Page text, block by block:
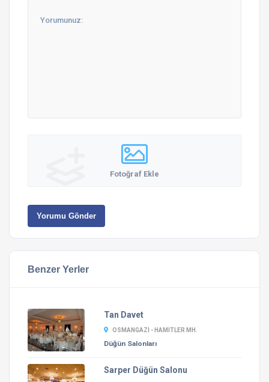
Fotoğraf Ekle
Yorumu Gönder
Benzer Yerler
Tan Davet
OSMANGAZI - HAMITLER MH.
Düğün Salonları
Sarper Düğün Salonu